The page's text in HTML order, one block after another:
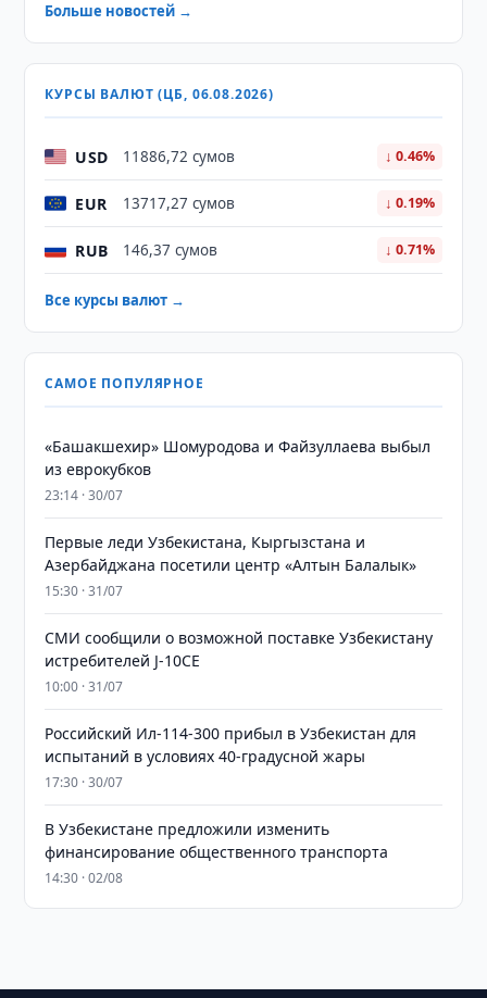
Больше новостей →
КУРСЫ ВАЛЮТ (ЦБ, 06.08.2026)
USD 11886,72 сумов ↓ 0.46%
EUR 13717,27 сумов ↓ 0.19%
RUB 146,37 сумов ↓ 0.71%
Все курсы валют →
САМОЕ ПОПУЛЯРНОЕ
«Башакшехир» Шомуродова и Файзуллаева выбыл
из еврокубков
23:14 · 30/07
Первые леди Узбекистана, Кыргызстана и
Азербайджана посетили центр «Алтын Балалык»
15:30 · 31/07
СМИ сообщили о возможной поставке Узбекистану
истребителей J-10CE
10:00 · 31/07
Российский Ил-114-300 прибыл в Узбекистан для
испытаний в условиях 40-градусной жары
17:30 · 30/07
В Узбекистане предложили изменить
финансирование общественного транспорта
14:30 · 02/08